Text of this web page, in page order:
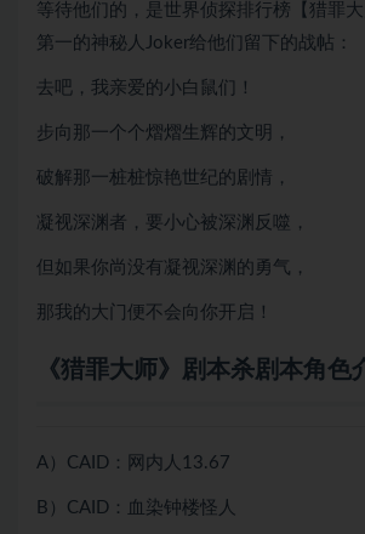
等待他们的，是世界侦探排行榜【猎罪
第一的神秘人Joker给他们留下的战帖：
去吧，我亲爱的小白鼠们！
步向那一个个熠熠生辉的文明，
破解那一桩桩惊艳世纪的剧情，
凝视深渊者，要小心被深渊反噬，
但如果你尚没有凝视深渊的勇气，
那我的大门便不会向你开启！
《猎罪大师》剧本杀剧本角色
A）CAID：网内人13.67
B）CAID：血染钟楼怪人